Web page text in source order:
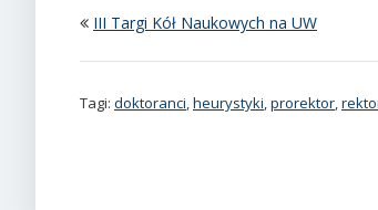
III Targi Kół Naukowych na UW
Tagi: doktoranci,heurystyki,prorektor,